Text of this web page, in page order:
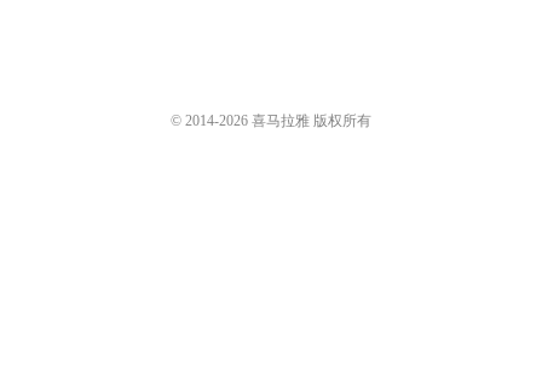
© 2014-2026 喜马拉雅 版权所有